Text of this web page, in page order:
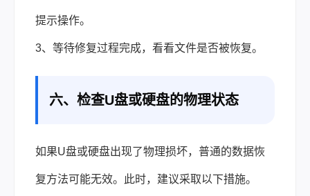
提示操作。
3、等待修复过程完成，看看文件是否被恢复。
六、检查U盘或硬盘的物理状态
如果U盘或硬盘出现了物理损坏，普通的数据恢
复方法可能无效。此时，建议采取以下措施。